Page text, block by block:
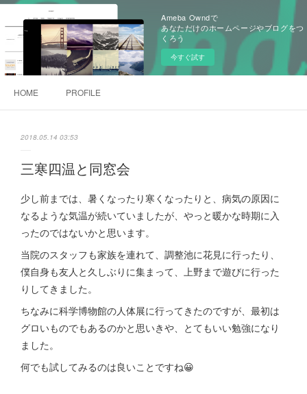
Ameba Owndで
あなただけのホームページやブログをつ
くろう
今すぐ試す
HOME PROFILE
2018.05.14 03:53
三寒四温と同窓会
少し前までは、暑くなったり寒くなったりと、病気の原因に
なるような気温が続いていましたが、やっと暖かな時期に入
ったのではないかと思います。
当院のスタッフも家族を連れて、調整池に花見に行ったり、
僕自身も友人と久しぶりに集まって、上野まで遊びに行った
りしてきました。
ちなみに科学博物館の人体展に行ってきたのですが、最初は
グロいものでもあるのかと思いきや、とてもいい勉強になり
ました。
何でも試してみるのは良いことですね😀